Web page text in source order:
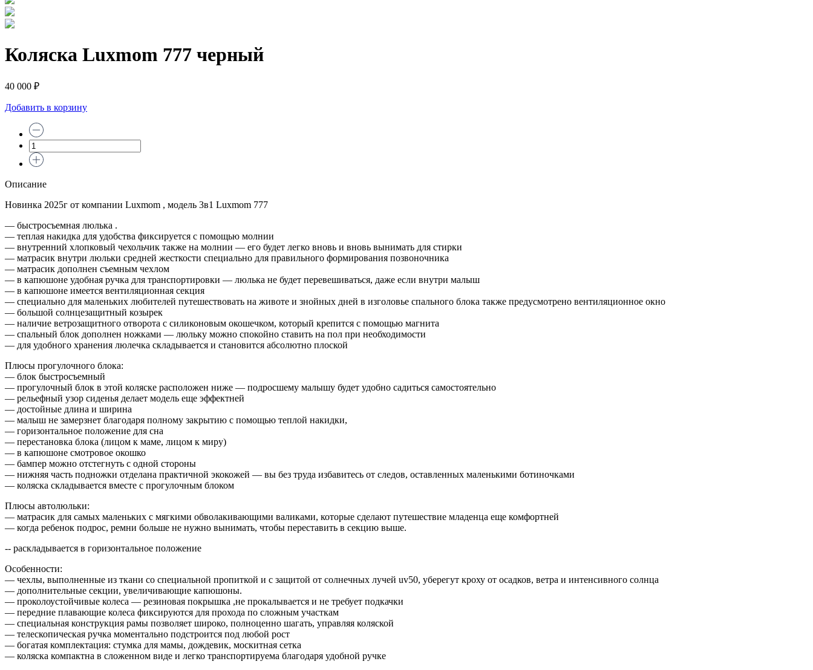
Коляска Luxmom 777 черный
40 000 ₽
Добавить в корзину
Описание
Новинка 2025г от компании Luxmom , модель 3в1 Luxmom 777
— быстросъемная люлька .
— теплая накидка для удобства фиксируется с помощью молнии
— внутренний хлопковый чехольчик также на молнии — его будет легко вновь и вновь вынимать для стирки
— матрасик внутри люльки средней жесткости специально для правильного формирования позвоночника
— матрасик дополнен съемным чехлом
— в капюшоне удобная ручка для транспортировки — люлька не будет перевешиваться, даже если внутри малыш
— в капюшоне имеется вентиляционная секция
— специально для маленьких любителей путешествовать на животе и знойных дней в изголовье спального блока также предусмотрено вентиляционное окно
— большой солнцезащитный козырек
— наличие ветрозащитного отворота с силиконовым окошечком, который крепится с помощью магнита
— спальный блок дополнен ножками — люльку можно спокойно ставить на пол при необходимости
— для удобного хранения люлечка складывается и становится абсолютно плоской
Плюсы прогулочного блока:
— блок быстросъемный
— прогулочный блок в этой коляске расположен ниже — подросшему малышу будет удобно садиться самостоятельно
— рельефный узор сиденья делает модель еще эффектней
— достойные длина и ширина
— малыш не замерзнет благодаря полному закрытию с помощью теплой накидки,
— горизонтальное положение для сна
— перестановка блока (лицом к маме, лицом к миру)
— в капюшоне смотровое окошко
— бампер можно отстегнуть с одной стороны
— нижняя часть подножки отделана практичной экокожей — вы без труда избавитесь от следов, оставленных маленькими ботиночками
— коляска складывается вместе с прогулочным блоком
Плюсы автолюльки:
— матрасик для самых маленьких с мягкими обволакивающими валиками, которые сделают путешествие младенца еще комфортней
— когда ребенок подрос, ремни больше не нужно вынимать, чтобы переставить в секцию выше.
-- раскладывается в горизонтальное положение
Особенности:
— чехлы, выполненные из ткани со специальной пропиткой и с защитой от солнечных лучей uv50, уберегут кроху от осадков, ветра и интенсивного солнца
— дополнительные секции, увеличивающие капюшоны.
— проколоустойчивые колеса — резиновая покрышка ,не прокалывается и не требует подкачки
— передние плавающие колеса фиксируются для прохода по сложным участкам
— специальная конструкция рамы позволяет широко, полноценно шагать, управляя коляской
— телескопическая ручка моментально подстроится под любой рост
— богатая комплектация: стумка для мамы, дождевик, москитная сетка
— коляска компактна в сложенном виде и легко транспортируема благодаря удобной ручке